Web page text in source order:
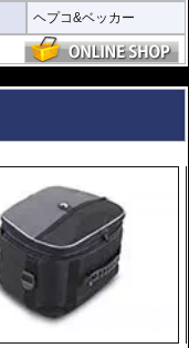
ヘプコ&ベッカー